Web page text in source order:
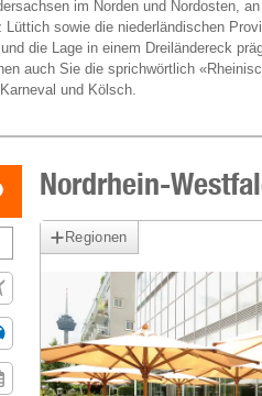
im Norden und Nordosten,
Lüttich sowie die niederländischen
die Lage in einem Dreiländereck
auch Sie die sprichwörtlich
und Kölsch.
Nordrhein-
Regionen